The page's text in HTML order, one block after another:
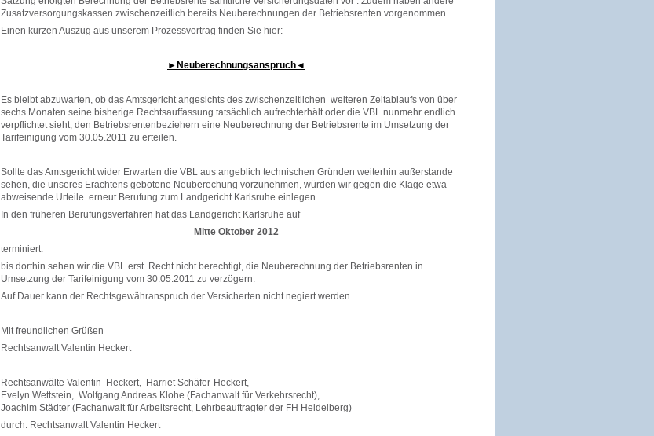
Zusatzversorgungskassen zwischenzeitlich bereits Neuberechnungen der Betriebsrenten vorgenommen.
Einen kurzen Auszug aus unserem Prozessvortrag finden Sie hier:
►Neuberechnungsanspruch◄
Es bleibt abzuwarten, ob das Amtsgericht angesichts des zwischenzeitlichen weiteren Zeitablaufs von über
sechs Monaten seine bisherige Rechtsauffassung tatsächlich aufrechterhält oder die VBL nunmehr endlich
verpflichtet sieht, den Betriebsrentenbeziehern eine Neuberechnung der Betriebsrente im Umsetzung der
Tarifeinigung vom 30.05.2011 zu erteilen.
Sollte das Amtsgericht wider Erwarten die VBL aus angeblich technischen Gründen weiterhin außerstande
sehen, die unseres Erachtens gebotene Neuberechung vorzunehmen, würden wir gegen die Klage etwa
abweisende Urteile erneut Berufung zum Landgericht Karlsruhe einlegen.
In den früheren Berufungsverfahren hat das Landgericht Karlsruhe auf
Mitte Oktober 2012
terminiert.
bis dorthin sehen wir die VBL erst Recht nicht berechtigt, die Neuberechnung der Betriebsrenten in
Umsetzung der Tarifeinigung vom 30.05.2011 zu verzögern.
Auf Dauer kann der Rechtsgewähranspruch der Versicherten nicht negiert werden.
Mit freundlichen Grüßen
Rechtsanwalt Valentin Heckert
Rechtsanwälte Valentin Heckert, Harriet Schäfer-Heckert,
Evelyn Wettstein, Wolfgang Andreas Klohe (Fachanwalt für Verkehrsrecht),
Joachim Städter (Fachanwalt für Arbeitsrecht, Lehrbeauftragter der FH Heidelberg)
durch: Rechtsanwalt Valentin Heckert